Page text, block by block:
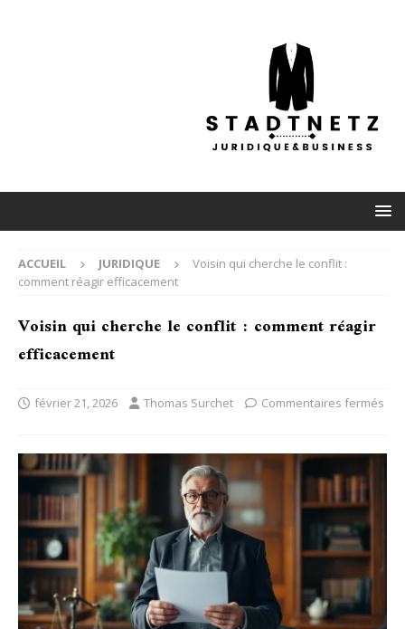
ACCUEIL JURIDIQUE
Voisin qui cherche le conflit :
comment réagir efficacement
Voisin qui cherche le conflit : comment réagir
efficacement
février 21, 2026 Thomas Surchet Commentaires fermés